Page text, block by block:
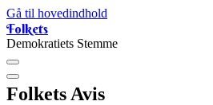
Gå til hovedindhold
Folkets
Demokratiets Stemme
Folkets Avis